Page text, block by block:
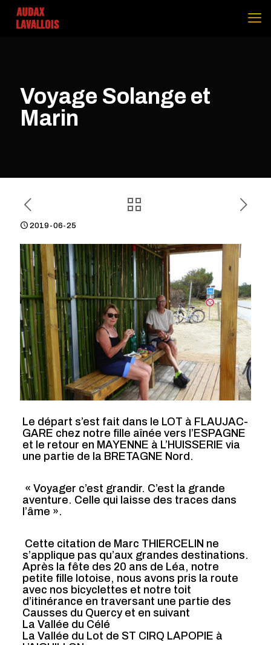
Voyage Solange et
Marin
2019-06-25
Le départ s’est fait dans le LOT à FLAUJAC-
GARE chez notre fille aînée vers l’ESPAGNE
et le retour en MAYENNE à L’HUISSERIE via
une partie de la BRETAGNE Nord.
« Voyager c’est grandir. C’est la grande
aventure. Celle qui laisse des traces dans
l’âme ».
Cette citation de Marc THIERCELIN ne
s’applique pas qu’aux grandes destinations.
Après la fête des 20 ans de Léa, notre
petite fille lotoise, nous avons pris la route
avec nos bicyclettes et notre toit
d’itinérance en traversant une partie des
Causses du Quercy et en suivant
La Vallée du Célé
La Vallée du Lot de ST CIRQ LAPOPIE à